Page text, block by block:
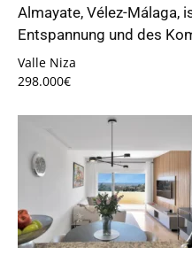
Almayate, Vélez-Málaga,
Entspannung und des
Valle Niza
298.000€